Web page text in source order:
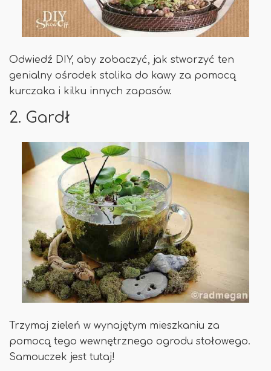
Odwiedź DIY, aby zobaczyć, jak stworzyć ten
genialny ośrodek stolika do kawy za pomocą
kurczaka i kilku innych zapasów.
2. Gardł
Trzymaj zieleń w wynajętym mieszkaniu za
pomocą tego wewnętrznego ogrodu stołowego.
Samouczek jest tutaj!